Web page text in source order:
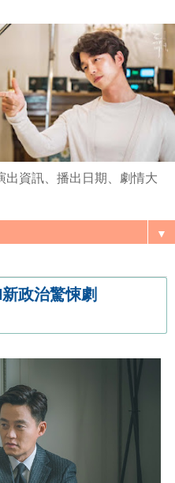
出資訊、播出日期、劇情大
▼
政治驚悚劇